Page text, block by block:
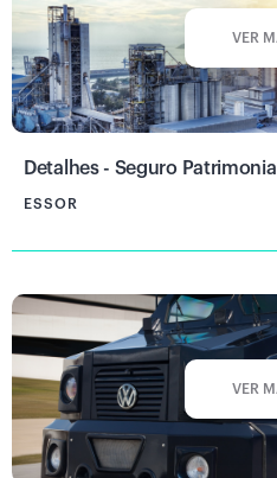
VER
Detalhes - Seguro
ESSOR
VER